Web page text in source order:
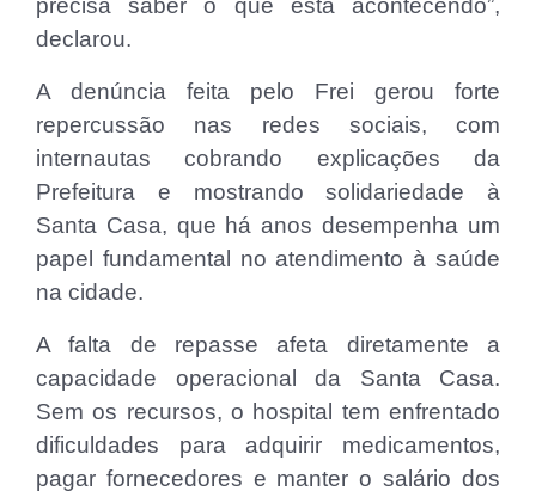
precisa saber o que está acontecendo”,
declarou.
A denúncia feita pelo Frei gerou forte
repercussão nas redes sociais, com
internautas cobrando explicações da
Prefeitura e mostrando solidariedade à
Santa Casa, que há anos desempenha um
papel fundamental no atendimento à saúde
na cidade.
A falta de repasse afeta diretamente a
capacidade operacional da Santa Casa.
Sem os recursos, o hospital tem enfrentado
dificuldades para adquirir medicamentos,
pagar fornecedores e manter o salário dos